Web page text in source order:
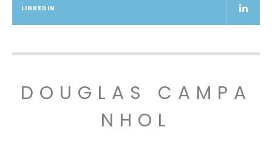
LINKEDIN
DOUGLAS CAMPA
NHOL